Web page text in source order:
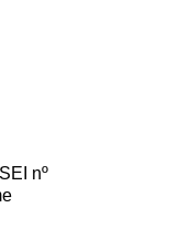
nº